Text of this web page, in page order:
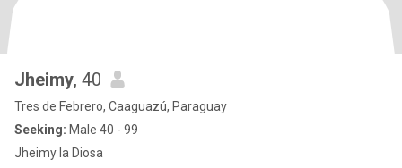
Jheimy, 40
Tres de Febrero, Caaguazú, Paraguay
Seeking: Male 40 - 99
Jheimy la Diosa